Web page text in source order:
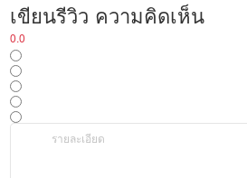
เขียนรีวิว ความคิดเห็น
0.0